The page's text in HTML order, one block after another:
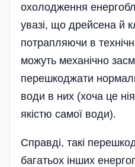
охоло­дження
увазі, що дрейсена й
потрапляючи в
можуть механічно
перешкоджати
води в них (хоча це
якістю самої води).
Справді, такі
багатьох інших